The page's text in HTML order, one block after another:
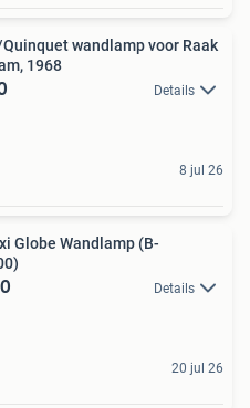
wandlamp voor Raak
1968
Details
8 jul 26
Globe Wandlamp (B-
Details
20 jul 26